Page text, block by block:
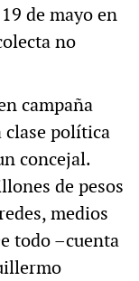
de mayo en
no
campaña
clase política
concejal.
de pesos
medios
todo –cuenta